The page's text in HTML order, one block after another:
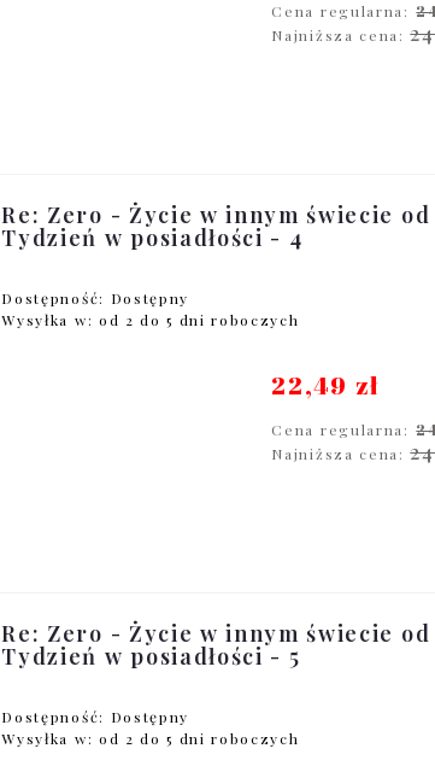
Cena regularna:
Najniższa cena:
Re: Zero - Życie w innym świecie
Tydzień w posiadłości - 4
Dostępność: Dostępny
Wysyłka w: od 2 do 5 dni roboczych
22,49 zł
Cena regularna:
Najniższa cena:
Re: Zero - Życie w innym świecie
Tydzień w posiadłości - 5
Dostępność: Dostępny
Wysyłka w: od 2 do 5 dni roboczych